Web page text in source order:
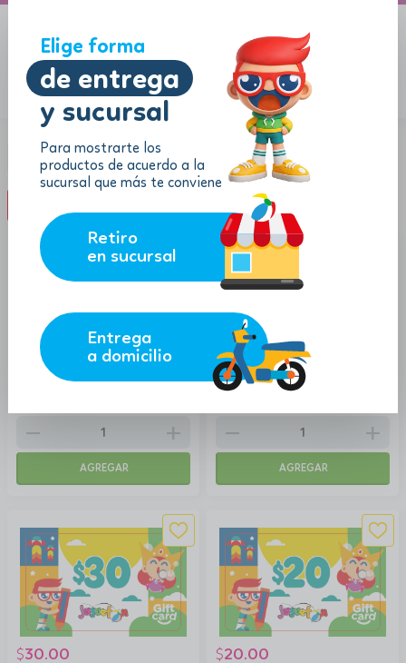
Elige forma
de entrega
y sucursal
Para mostrarte los
productos de acuerdo a la
sucursal que más te conviene
Retiro
en sucursal
Entrega
a domicilio
Categoría:Certificados de regalo
10.00
remove add
AGREGAR
$40.00
remove add
AGREGAR
$30.00 $20.00